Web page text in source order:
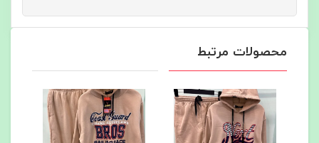
محصولات مرتبط